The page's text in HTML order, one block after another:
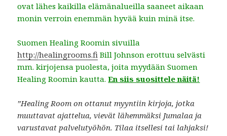
ovat lähes kaikilla elämänalueilla saaneet aikaan
monin verroin enemmän hyvää kuin minä itse.
Suomen Healing Roomin sivuilla
http://healingrooms.fi Bill Johnson erottuu selvästi
mm. kirjojensa puolesta, joita myydään Suomen
Healing Roomin kautta.En siis suosittele näitä!
”Healing Room on ottanut myyntiin kirjoja, jotka
muuttavat ajattelua, vievät lähemmäksi Jumalaa ja
varustavat palvelutyöhön. Tilaa itsellesi tai lahjaksi!